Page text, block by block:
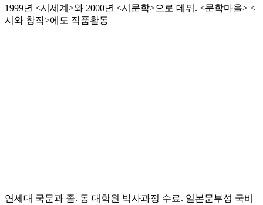
1999년 <시세계>와 2000년 <시문학>으로 데뷔. <문학마을> <
시와 창작>에도 작품활동
연세대 국문과 졸. 동 대학원 박사과정 수료. 일본문부성 국비